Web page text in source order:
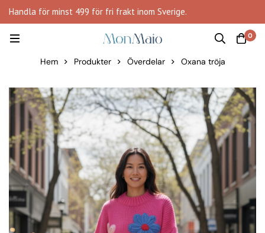
Handla för minst 499 för fri frakt inom Sverige.
0
Hem Produkter Överdelar Oxana tröja